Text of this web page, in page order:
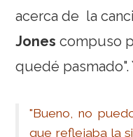
acerca de la
Jonescompuso
quedé pasmado".
"Bueno, no
que reflejaba la